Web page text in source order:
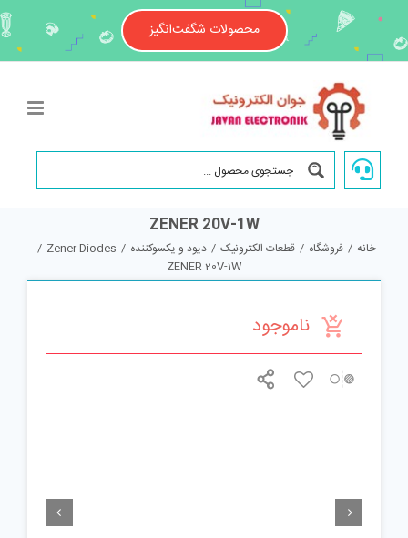
content
محصولات شگفت‌انگیز
ZENER 20V-1W
خانه / فروشگاه / قطعات الکترونیک / دیود و یکسوکننده /
Zener Diodes
/
ZENER 20V-1W
ناموجود
 